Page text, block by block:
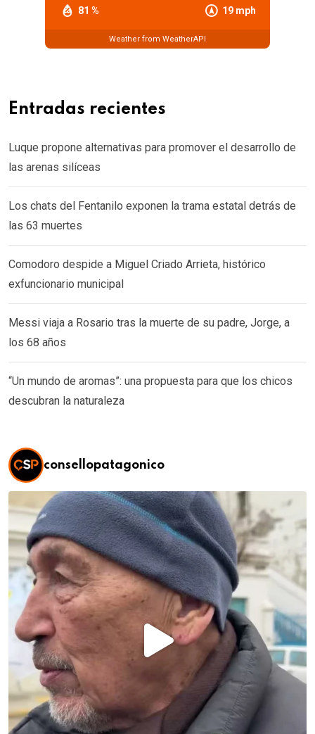
81 % 19 mph
Weather from WeatherAPI
Entradas recientes
Luque propone alternativas para promover el desarrollo de
las arenas silíceas
Los chats del Fentanilo exponen la trama estatal detrás de
las 63 muertes
Comodoro despide a Miguel Criado Arrieta, histórico
exfuncionario municipal
Messi viaja a Rosario tras la muerte de su padre, Jorge, a
los 68 años
“Un mundo de aromas”: una propuesta para que los chicos
descubran la naturaleza
consellopatagonico